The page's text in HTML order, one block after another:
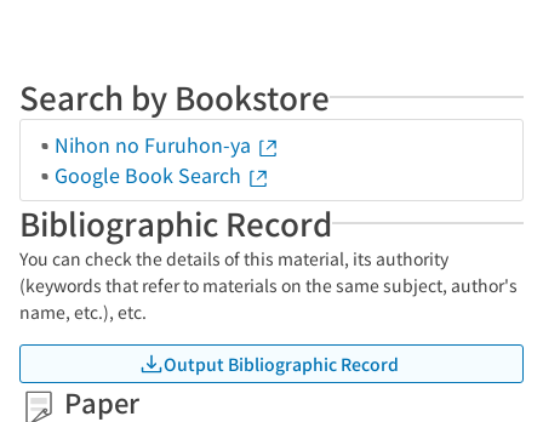
Search by Bookstore
Nihon no Furuhon-ya
Google Book Search
Bibliographic Record
You can check the details of this material, its authority
(keywords that refer to materials on the same subject, author's
name, etc.), etc.
Output Bibliographic Record
Paper